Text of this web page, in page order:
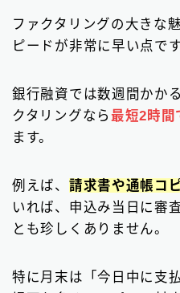
ファクタリングの大きな
ピードが非常に早い点です
銀行融資では数週間かか
クタリングなら 最短2時間
ます。
例えば、 請求書や通帳コ
いれば、申込み当日に審
とも珍しくありません。
特に月末は「今日中に支